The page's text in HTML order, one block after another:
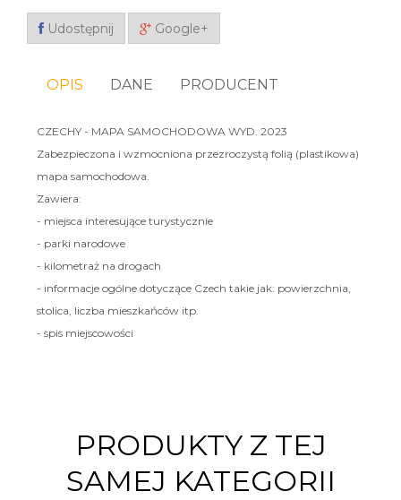
Udostępnij Google+
OPIS DANE PRODUCENT
CZECHY - MAPA SAMOCHODOWA WYD. 2023
Zabezpieczona i wzmocniona przezroczystą folią (plastikowa)
mapa samochodowa.
Zawiera:
- miejsca interesujące turystycznie
- parki narodowe
- kilometraż na drogach
- informacje ogólne dotyczące Czech takie jak: powierzchnia,
stolica, liczba mieszkańców itp.
- spis miejscowości
PRODUKTY Z TEJ
SAMEJ KATEGORII